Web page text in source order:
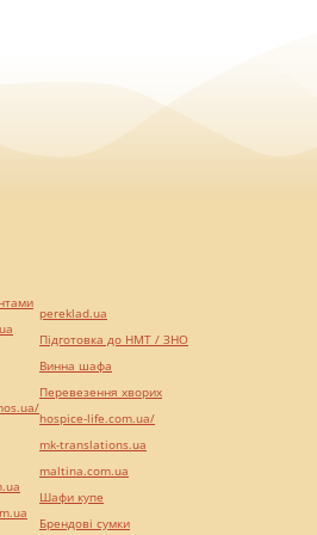
pereklad.ua
Підготовка до НМТ / ЗНО
Винна шафа
Перевезення хворих
hospice-life.com.ua/
mk-translations.ua
maltina.com.ua
Шафи купе
Брендові сумки